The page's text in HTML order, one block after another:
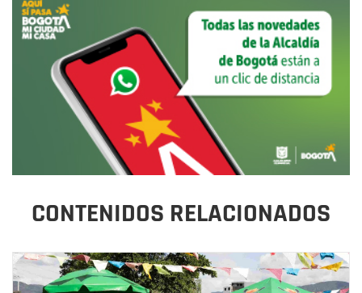
CONTENIDOS RELACIONADOS